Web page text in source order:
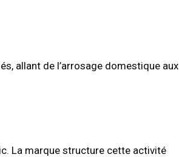
allant de l’arrosage domestique aux
La marque structure cette activité